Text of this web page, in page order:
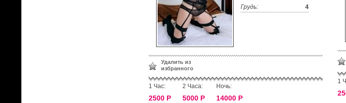
Грудь:
4
Удалить из
избранного
1 Час:
2500 Р
2 Часа:
5000 Р
Ночь:
14000 Р
1